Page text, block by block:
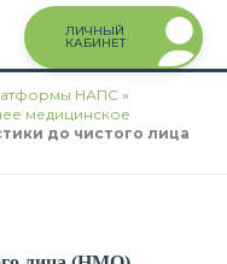
ЛИЧНЫЙ
КАБИНЕТ
НАПС »
медицинское
до чистого лица